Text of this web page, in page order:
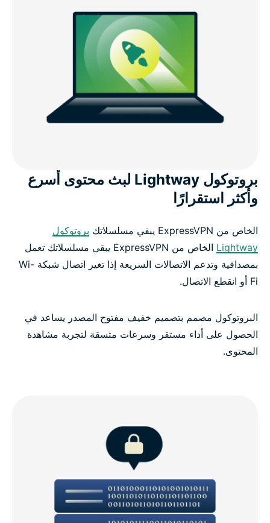
بروتوكول Lightway لبث محتوى أسرع
وأكثر استقرارًا
الخاص من ExpressVPN يبقي مسلسلاتك
بروتوكول
Lightway
الخاص من ExpressVPN يبقي مسلسلاتك تعمل
بمصداقية وتدعم الاتصالات السريعة إذا تغير اتصال شبكة Wi-
Fi أو انقطع الاتصال.
البروتوكول مصمم بتصميم خفيف مفتوح المصدر يساعد في
الحصول على أداء مستقر وسرعات متسقة لتجربة مشاهدة
المحتوى.